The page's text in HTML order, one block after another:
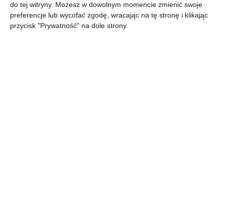
do tej witryny. Możesz w dowolnym momencie zmienić swoje
preferencje lub wycofać zgodę, wracając na tę stronę i klikając
przycisk "Prywatność" na dole strony.